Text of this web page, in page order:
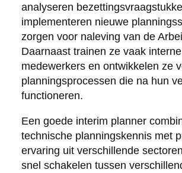
analyseren
implementeren nieuwe
zorgen voor naleving van de
Daarnaast trainen ze vaak interne
medewerkers en ontwikkelen ze
planningsprocessen die na hun
functioneren.
Een goede interim planner
technische planningskennis met
ervaring uit verschillende
snel schakelen tussen